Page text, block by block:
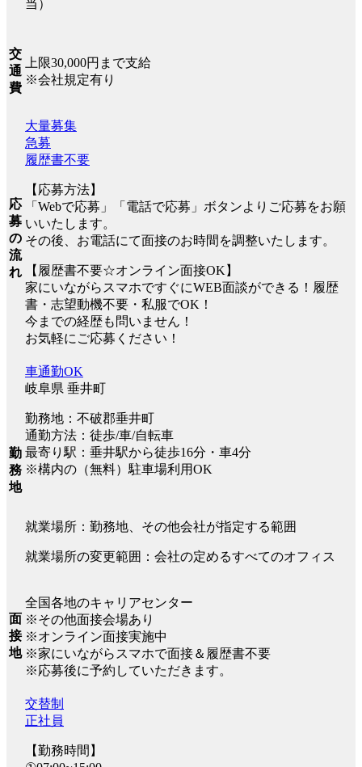
当）
交
通
費
上限30,000円まで支給
※会社規定有り
応
募
の
流
れ
大量募集
急募
履歴書不要
【応募方法】
「Webで応募」「電話で応募」ボタンよりご応募をお願
いいたします。
その後、お電話にて面接のお時間を調整いたします。
【履歴書不要☆オンライン面接OK】
家にいながらスマホですぐにWEB面談ができる！履歴
書・志望動機不要・私服でOK！
今までの経歴も問いません！
お気軽にご応募ください！
勤
務
地
車通勤OK
岐阜県 垂井町
勤務地：不破郡垂井町
通勤方法：徒歩/車/自転車
最寄り駅：垂井駅から徒歩16分・車4分
※構内の（無料）駐車場利用OK
就業場所：勤務地、その他会社が指定する範囲
就業場所の変更範囲：会社の定めるすべてのオフィス
面
接
地
全国各地のキャリアセンター
※その他面接会場あり
※オンライン面接実施中
※家にいながらスマホで面接＆履歴書不要
※応募後に予約していただきます。
交替制
正社員
【勤務時間】